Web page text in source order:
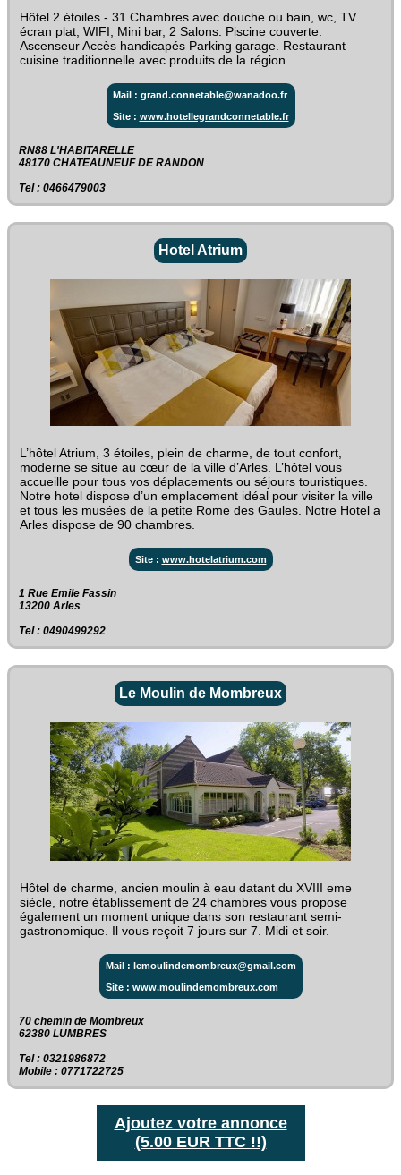
Hôtel 2 étoiles - 31 Chambres avec douche ou bain, wc, TV
écran plat, WIFI, Mini bar, 2 Salons. Piscine couverte.
Ascenseur Accès handicapés Parking garage. Restaurant
cuisine traditionnelle avec produits de la région.
Mail : grand.connetable@wanadoo.fr
Site : www.hotellegrandconnetable.fr
RN88 L'HABITARELLE‎
48170 CHATEAUNEUF DE RANDON
Tel : 0466479003
Hotel Atrium
L’hôtel Atrium, 3 étoiles, plein de charme, de tout confort,
moderne se situe au cœur de la ville d’Arles. L’hôtel vous
accueille pour tous vos déplacements ou séjours touristiques.
Notre hotel dispose d’un emplacement idéal pour visiter la ville
et tous les musées de la petite Rome des Gaules. Notre Hotel a
Arles dispose de 90 chambres.
Site : www.hotelatrium.com
1 Rue Emile Fassin‎
13200 Arles
Tel : 0490499292
Le Moulin de Mombreux
Hôtel de charme, ancien moulin à eau datant du XVIII eme
siècle, notre établissement de 24 chambres vous propose
également un moment unique dans son restaurant semi-
gastronomique. Il vous reçoit 7 jours sur 7. Midi et soir.
Mail : lemoulindemombreux@gmail.com
Site : www.moulindemombreux.com
70 chemin de Mombreux‎
62380 LUMBRES
Tel : 0321986872
Mobile : 0771722725
Ajoutez votre annonce
(5.00 EUR TTC !!)